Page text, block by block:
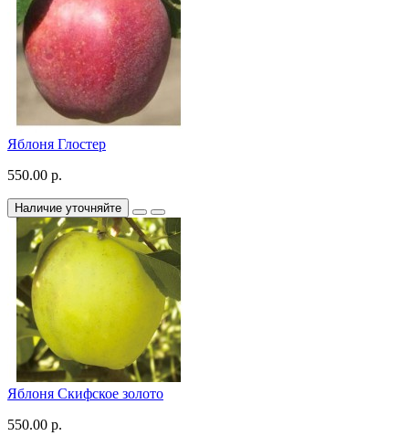
Яблоня Глостер
550.00 р.
Наличие уточняйте
Яблоня Скифское золото
550.00 р.